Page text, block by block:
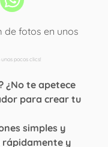
pocos clics!
¿No te apetece
para crear tu
simples y
y